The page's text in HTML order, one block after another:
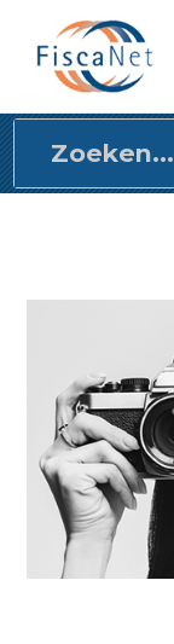
Direct
naar
content
gaan